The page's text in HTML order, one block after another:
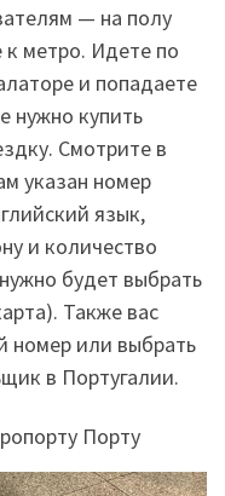
— на полу
к метро. Идете по
и попадаете
нужно купить
Смотрите в
указан номер
язык,
и количество
будет выбрать
Также вас
номер или выбрать
в Португалии.
Порту